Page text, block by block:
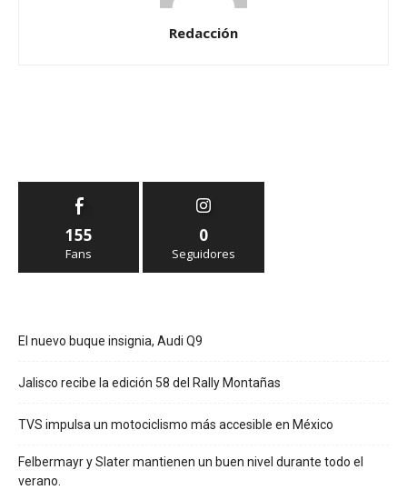
Redacción
155
Fans
0
Seguidores
El nuevo buque insignia, Audi Q9
Jalisco recibe la edición 58 del Rally Montañas
TVS impulsa un motociclismo más accesible en México
Felbermayr y Slater mantienen un buen nivel durante todo el
verano.